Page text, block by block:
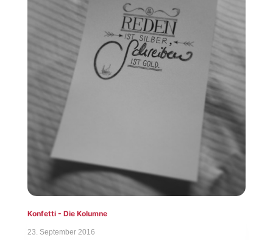
Konfetti - Die Kolumne
23. September 2016